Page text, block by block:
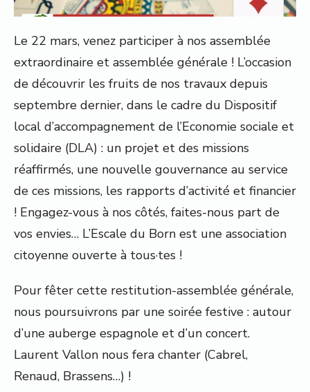
Le 22 mars, venez participer à nos assemblée
extraordinaire et assemblée générale ! L’occasion
de découvrir les fruits de nos travaux depuis
septembre dernier, dans le cadre du Dispositif
local d’accompagnement de l’Economie sociale et
solidaire (DLA) : un projet et des missions
réaffirmés, une nouvelle gouvernance au service
de ces missions, les rapports d’activité et financier
! Engagez-vous à nos côtés, faites-nous part de
vos envies… L’Escale du Born est une association
citoyenne ouverte à tous·tes !
Pour fêter cette restitution-assemblée générale,
nous poursuivrons par une soirée festive : autour
d’une auberge espagnole et d’un concert.
Laurent Vallon nous fera chanter (Cabrel,
Renaud, Brassens…) !